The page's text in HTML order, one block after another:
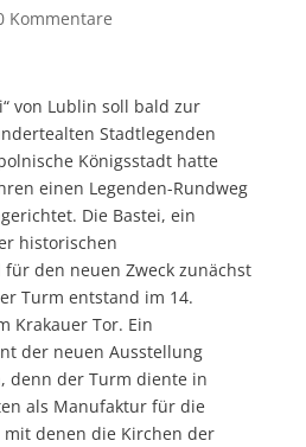
Kommentare
von Lublin soll bald zur
Stadtlegenden
Königsstadt hatte
einen Legenden-Rundweg
Die Bastei, ein
historischen
den neuen Zweck zunächst
Turm entstand im 14.
Krakauer Tor. Ein
der neuen Ausstellung
denn der Turm diente in
als Manufaktur für die
mit denen die Kirchen der